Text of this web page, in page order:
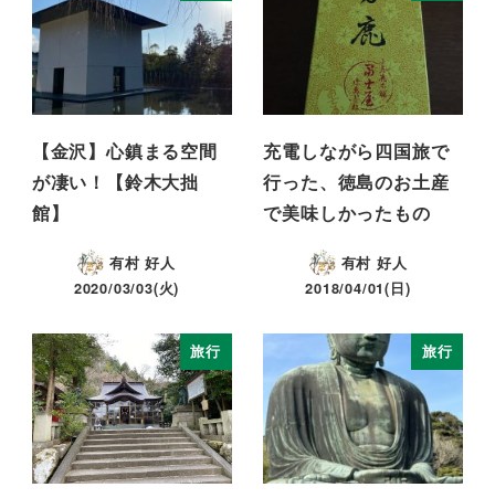
【金沢】心鎮まる空間
が凄い！【鈴木大拙
館】
有村 好人
2020/03/03(火)
充電しながら四国旅で
行った、徳島のお土産
で美味しかったもの
有村 好人
2018/04/01(日)
旅行 旅行